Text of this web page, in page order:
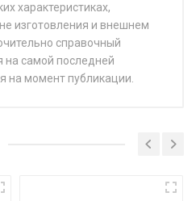
характеристиках,
изготовления и внешнем
справочный
на самой последней
момент публикации.